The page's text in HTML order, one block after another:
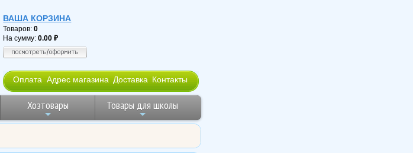
ВАША КОРЗИНА
Товаров:0
На сумму:0.00
Оплата Адрес магазина Доставка Контакты
Хозтовары Товары для школы